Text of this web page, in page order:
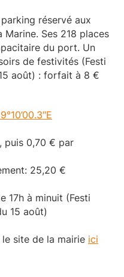
réservé aux
Ses 218 places
du port. Un
de festivités (Festi
août) : forfait à 8 €
puis 0,70 € par
25,20 €
17h à minuit (Festi
15 août)
site de la mairie ici